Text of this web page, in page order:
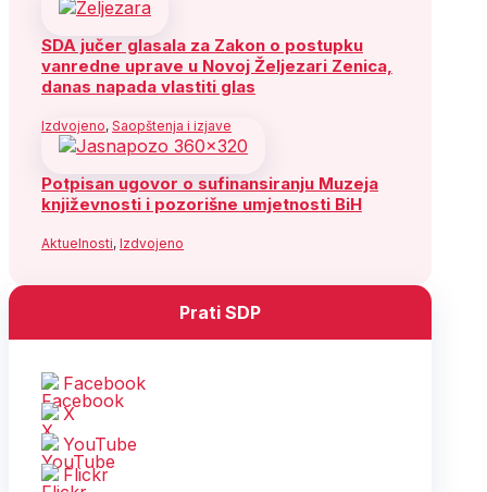
SDA jučer glasala za Zakon o postupku
vanredne uprave u Novoj Željezari Zenica,
danas napada vlastiti glas
Izdvojeno, Saopštenja i izjave
Potpisan ugovor o sufinansiranju Muzeja
književnosti i pozorišne umjetnosti BiH
Aktuelnosti, Izdvojeno
Prati SDP
Facebook
X
YouTube
Flickr